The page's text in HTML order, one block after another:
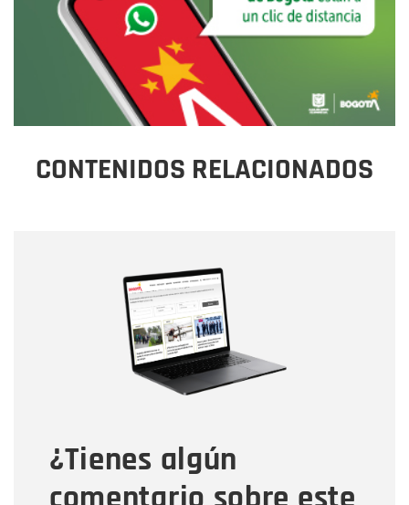
CONTENIDOS RELACIONADOS
¿Tienes algún
Correo electrónico
Tipo de comentario
Mensaje